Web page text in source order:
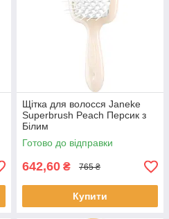
Щітка для волосся Janeke
Superbrush Peach Персик з
Білим
Готово до відправки
642,60 ₴ 765 ₴
Купити